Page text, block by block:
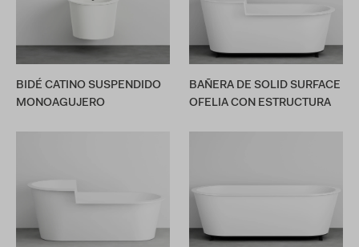
BIDÉ CATINO SUSPENDIDO
MONOAGUJERO
BAÑERA DE SOLID SURFACE
OFELIA CON ESTRUCTURA